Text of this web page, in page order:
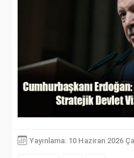
Yayınlama: 10 Haziran 2026